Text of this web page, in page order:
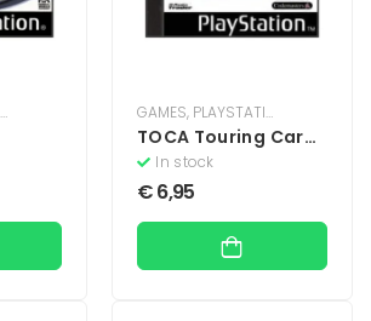
GAMES, PLAYSTATION
TOCA Touring Car
Championship
(Zonder Boekje)
In stock
€6,95